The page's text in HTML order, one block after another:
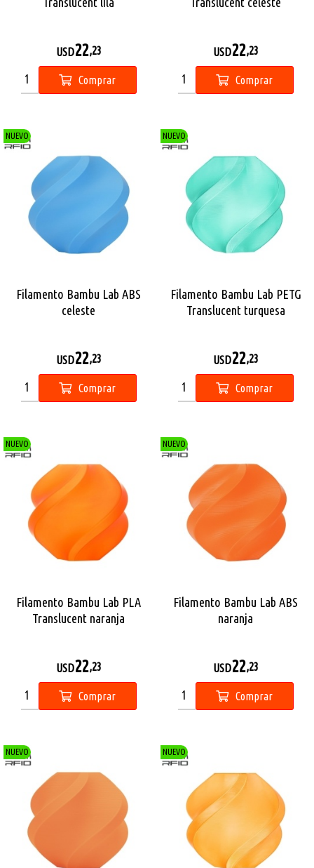
USD22,23
Comprar
USD22,23
Comprar
NUEVO
Filamento Bambu Lab ABS
celeste
USD22,23
Comprar
NUEVO
Filamento Bambu Lab PETG
Translucent turquesa
USD22,23
Comprar
NUEVO
Filamento Bambu Lab PLA
Translucent naranja
USD22,23
Comprar
NUEVO
Filamento Bambu Lab ABS
naranja
USD22,23
Comprar
NUEVO NUEVO